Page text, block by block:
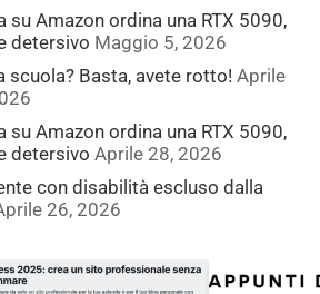
su Amazon ordina una RTX 5090,
detersivo Maggio 5, 2026
scuola? Basta, avete rotto! Aprile
su Amazon ordina una RTX 5090,
detersivo Aprile 28, 2026
con disabilità escluso dalla
26, 2026